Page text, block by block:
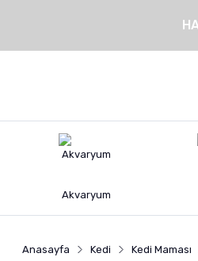
Akvaryum
Anasayfa Kedi Kedi Maması